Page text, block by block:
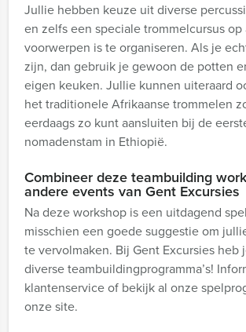
Jullie hebben keuze uit diverse
en zelfs een speciale trommelcursus op
voorwerpen is te organiseren. Als je
zijn, dan gebruik je gewoon de potten
eigen keuken. Jullie kunnen uiteraard
het traditionele Afrikaanse trommelen
eerdaags zo kunt aansluiten bij de
nomadenstam in Ethiopië.
Combineer deze teambuilding
andere events van Gent Excursies
Na deze workshop is een uitdagend
misschien een goede suggestie om
te vervolmaken. Bij Gent Excursies heb
diverse teambuildingprogramma’s!
klantenservice of bekijk al onze
onze site.